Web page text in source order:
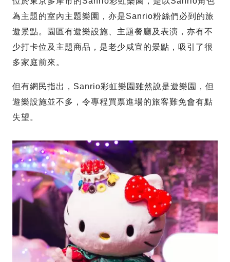
為主題的室內主題樂園，亦是Sanrio粉絲們必到的旅
遊景點。園區有遊樂設施、主題餐廳及表演，亦有不
少打卡位及主題商品，是老少咸宜的景點，吸引了很
多家庭前來。
但有網民指出，Sanrio彩虹樂園雖然說是遊樂園，但
遊樂設施並不多，令專程買票進場的旅客難免會有點
失望。